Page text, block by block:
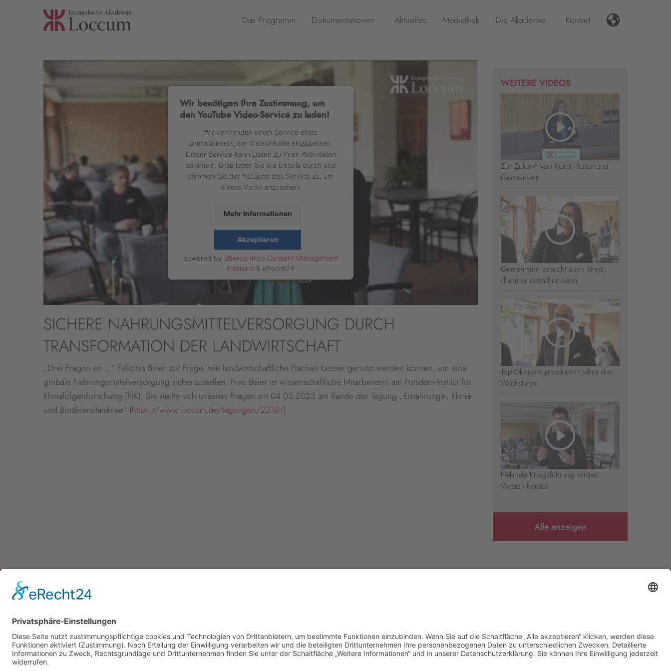
Das Programm Dokumentationen Aktuelles Mediathek Die Akademie Kontakt
Wir benötigen Ihre Zustimmung, um
den YouTube Video-Service zu laden!
Wir verwenden einen Service eines
Drittanbieters, um Videoinhalte einzubetten.
Dieser Service kann Daten zu Ihren Aktivitäten
sammeln. Bitte lesen Sie die Details durch und
stimmen Sie der Nutzung des Service zu, um
dieses Video anzusehen.
Mehr Informationen
Akzeptieren
powered by Usercentrics Consent Management
Platform & eRecht24
SICHERE NAHRUNGSMITTELVERSORGUNG DURCH
TRANSFORMATION DER LANDWIRTSCHAFT
„Drei Fragen an …“ Felicitas Beier zur Frage, wie landwirtschaftliche Flächen besser genutzt werden können, um eine
globale Nahrungsmittelversorgung sicherzustellen. Frau Beier ist wissenschaftliche Mitarbeiterin am Potsdam-Institut für
Klimafolgenforschung (PIK). Sie stellte sich unseren Fragen am 04.05.2023 am Rande der Tagung „Ernährungs-, Klima-
und Biodiversitätskrise“ (https://www.loccum.de/tagungen/2318/)
WEITERE VIDEOS
Zur Zukunft von Kunst, Kultur und
Gemeinsinn
Gemeinsinn braucht auch Streit,
damit er entstehen kann
Top-Ökonom prophezeit Jahre des
Wachstums
Hybride Kriegsführung fordert
Westen heraus
Alle anzeigen
Newsletter
Anfahrt
Partner
Schutzkonzept
Allgemeine Geschäftsbedingungen